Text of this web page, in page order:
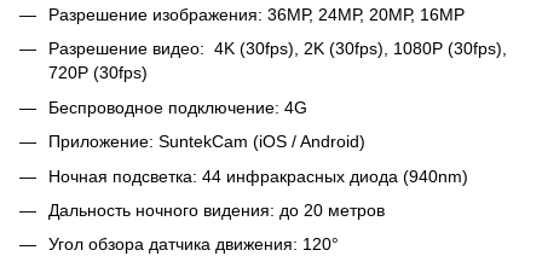
Разрешение изображения: 36МР, 24МР, 20МР, 16МР
Разрешение видео: 4K (30fps), 2K (30fps), 1080P (30fps),
720P (30fps)
Беспроводное подключение: 4G
Приложение: SuntekCam (iOS / Android)
Ночная подсветка: 44 инфракрасных диода (940nm)
Дальность ночного видения: до 20 метров
Угол обзора датчика движения: 120°